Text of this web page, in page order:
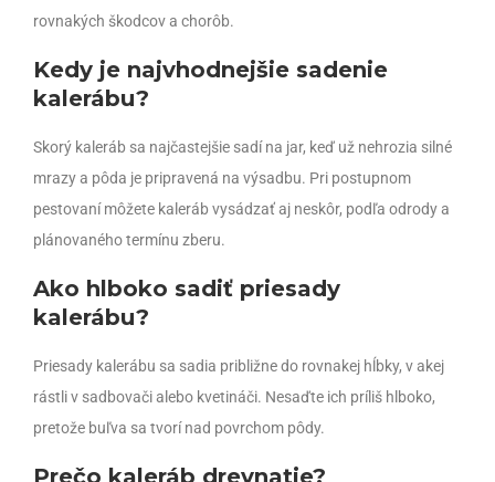
rovnakých škodcov a chorôb.
Kedy je najvhodnejšie sadenie
kalerábu?
Skorý kaleráb sa najčastejšie sadí na jar, keď už nehrozia silné
mrazy a pôda je pripravená na výsadbu. Pri postupnom
pestovaní môžete kaleráb vysádzať aj neskôr, podľa odrody a
plánovaného termínu zberu.
Ako hlboko sadiť priesady
kalerábu?
Priesady kalerábu sa sadia približne do rovnakej hĺbky, v akej
rástli v sadbovači alebo kvetináči. Nesaďte ich príliš hlboko,
pretože buľva sa tvorí nad povrchom pôdy.
Prečo kaleráb drevnatie?